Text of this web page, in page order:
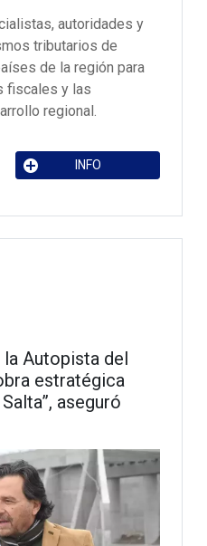
autoridades y
tributarios de
de la región para
fiscales y las
regional.
INFO
la Autopista del
estratégica
aseguró